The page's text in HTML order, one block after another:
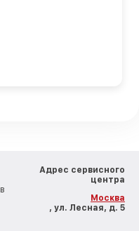
Адрес сервисного
центра
Москва
, ул. Лесная, д. 5